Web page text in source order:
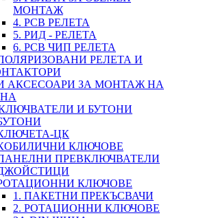
МОНТАЖ
4. PCB РЕЛЕТА
5. РИД - РЕЛЕТА
6. PCB ЧИП РЕЛЕТА
РЕЛЕТА И
АКСЕСОАРИ ЗА МОНТАЖ НА
И БУТОНИ
ЦК
КЛЮЧОВЕ
ПРЕВКЛЮЧВАТЕЛИ
КЛЮЧОВЕ
1. ПАКЕТНИ ПРЕКЪСВАЧИ
2. РОТАЦИОННИ КЛЮЧОВЕ